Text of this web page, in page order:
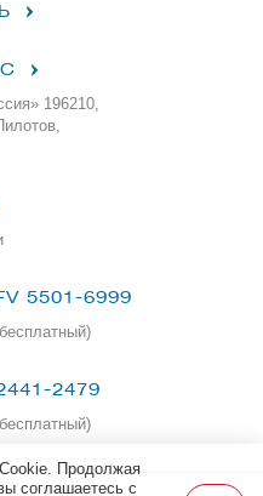
196210,
5501-6999
2479
Продолжая
соглашаетесь с